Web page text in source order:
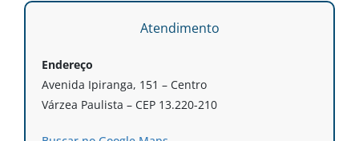
Atendimento
Endereço
Avenida Ipiranga, 151 – Centro
Várzea Paulista – CEP 13.220-210